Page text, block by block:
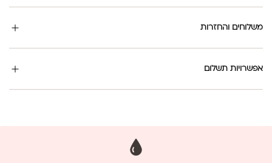
משלוחים והחזרות
אפשרויות תשלום